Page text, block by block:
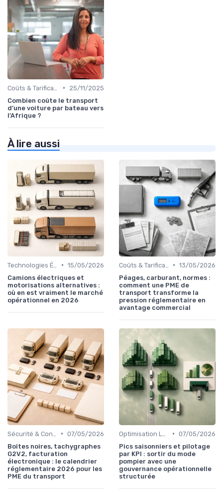
•
25/11/2025
Combien coûte le transport
d’une voiture par bateau vers
l’Afrique ?
À lire aussi
• 15/05/2026
Camions électriques et
motorisations alternatives :
où en est vraiment le marché
opérationnel en 2026
• 13/05/2026
Péages, carburant, normes :
comment une PME de
transport transforme la
pression réglementaire en
avantage commercial
• 07/05/2026
Boîtes noires, tachygraphes
G2V2, facturation
électronique : le calendrier
réglementaire 2026 pour les
PME du transport
• 07/05/2026
Pics saisonniers et pilotage
par KPI : sortir du mode
pompier avec une
gouvernance opérationnelle
structurée